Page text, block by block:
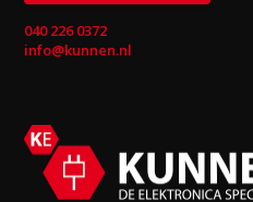
040 226 0372
info@kunnen.nl